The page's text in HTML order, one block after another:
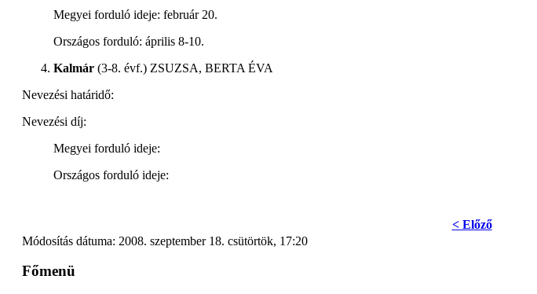
Megyei forduló ideje: február 20.
Országos forduló: április 8-10.
Kalmár (3-8. évf.)ZSUZSA, BERTA ÉVA
Nevezési határidő:
Nevezési díj:
Megyei forduló ideje:
Országos forduló ideje:
< Előző
Módosítás dátuma: 2008. szeptember 18. csütörtök, 17:20
Főmenü